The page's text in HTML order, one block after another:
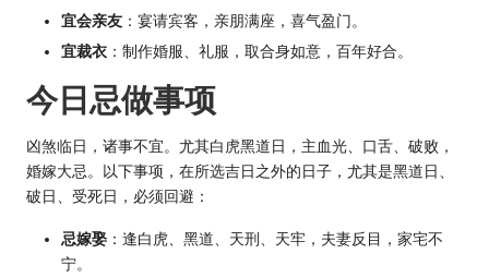
宜会亲友 ：宴请宾客，亲朋满座，喜气盈门。
宜裁衣 ：制作婚服、礼服，取合身如意，百年好合。
今日忌做事项
凶煞临日，诸事不宜。尤其白虎黑道日，主血光、口舌、破败，
婚嫁大忌。以下事项，在所选吉日之外的日子，尤其是黑道日、
破日、受死日，必须回避：
忌嫁娶 ：逢白虎、黑道、天刑、天牢，夫妻反目，家宅不
宁。